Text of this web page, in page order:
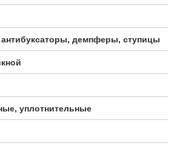
демпферы, ступицы
уплотнительные